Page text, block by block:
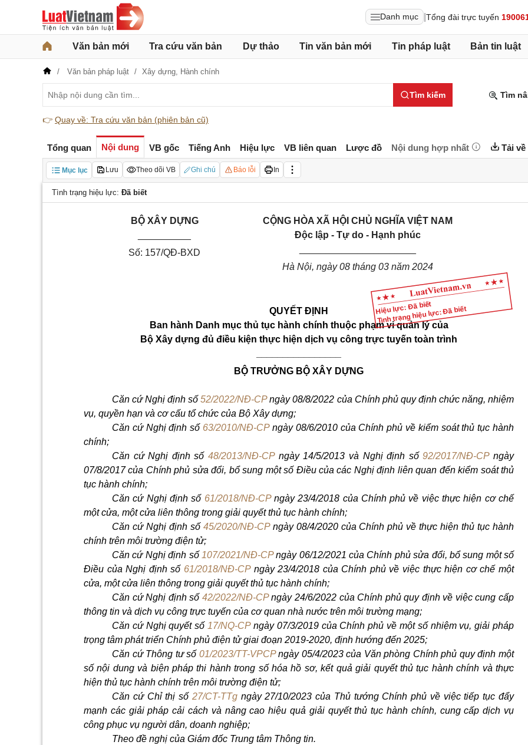
Danh mục Tổng đài trực tuyến
Văn bản mới Tra cứu văn bản Dự thảo Tin văn bản mới Tin pháp luật Bản tin luật
Văn bản pháp luật Xây dựng, Hành chính
Tìm kiếm Tìm
👉 Quay về: Tra cứu văn bản (phiên bản cũ)
Tổng quan Nội dung VB gốc Tiếng Anh Hiệu lực VB liên quan Lược đồ Nội dung hợp nhất Tải về
Mục lục Lưu Theo dõi VB Ghi chú Báo lỗi In
Tình trạng hiệu lực: Đã biết
Hiệu lực: Đã biết
Tình trạng hiệu lực: Đã biết
BỘ XÂY DỰNG
Số: 157/QĐ-BXD
CỘNG HÒA XÃ HỘI CHỦ NGHĨA VIỆT NAM
Độc lập - Tự do - Hạnh phúc
Hà Nội, ngày 08 tháng 03 năm 2024
QUYẾT ĐỊNH
Ban hành Danh mục thủ tục hành chính thuộc phạm vi quản lý của
Bộ Xây dựng đủ điều kiện thực hiện dịch vụ công trực tuyến toàn trình
BỘ TRƯỞNG BỘ XÂY DỰNG
Căn cứ Nghị định số52/2022/NĐ-CPngày 08/8/2022 của Chính phủ quy định chức năng, nhiệm
vụ, quyền hạn và cơ cấu tổ chức của Bộ Xây dựng;
Căn cứ Nghị định số 63/2010/NĐ-CPngày 08/6/2010 của Chính phủ về kiểmsoát thủ tục hành
chính;
Căn cứ Nghị định số48/2013/NĐ-CPngày 14/5/2013 và Nghị định số92/2017/NĐ-CPngày
07/8/2017 của Chínhphủ sửa đổi, bổ sung một số Điều của các Nghị định liên quan đến kiểm soát thủ
tục hành chính;
Căn cứ Nghị định số 61/2018/NĐ-CPngày 23/4/2018 của Chính phủ về việc thực hiện cơ chế
một cửa, một cửa liên thông trong giải quyết thủ tục hành chính;
Căn cứ Nghị định số 45/2020/NĐ-CPngày 08/4/2020 của Chính phủ về thực hiện thủ tục hành
chính trên môi trường điện tử;
Căn cứ Nghị định số 107/2021/NĐ-CPngày 06/12/2021 của Chính phủ sửa đổi, bổ sung một số
Điều của Nghị định số 61/2018/NĐ-CPngày 23/4/2018 của Chính phủ về việc thực hiện cơ chế một
cửa, một cửa liên thông trong giải quyết thủ tục hành chính;
Căn cứNghị định số 42/2022/NĐ-CPngày 24/6/2022 của Chính phủ quy định về việc cung cấp
thông tin và dịch vụ công trực tuyến của cơ quan nhà nước trên môi trường mạng;
Căn cứ Nghị quyết số 17/NQ-CPngày 07/3/2019 của Chính phủ về một sốnhiệm vụ, giải pháp
trọng tâm pháttriển Chính phủ điện tử giai đoạn 2019-2020, định hướng đến 2025;
Căn cứ Thông tư số 01/2023/TT-VPCPngày 05/4/2023 của Văn phòng Chính phủ quy định một
số nội dung và biện pháp thi hành trong số hóa hồ sơ, kết quả giải quyết thủ tục hành chính và thực
hiện thủ tục hành chính trên môi trường điện tử;
Căn cứ Chỉ thị số 27/CT-TTgngày 27/10/2023 của Thủ tướng Chính phủ về việc tiếp tục đẩy
mạnh các giải pháp cải cách và nâng cao hiệu quả giải quyết thủ tục hành chính, cung cấp dịch vụ
công phục vụ người dân, doanh nghiệp;
Theo đề nghị của Giám đốc Trung tâm Thông tin.